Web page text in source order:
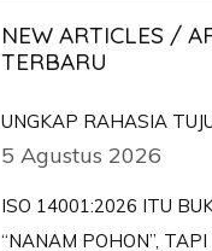
NEW ARTICLES /
TERBARU
UNGKAP RAHASIA
5 Agustus 2026
ISO 14001:2026 ITU
“NANAM POHON”,